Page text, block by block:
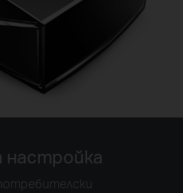
настройка